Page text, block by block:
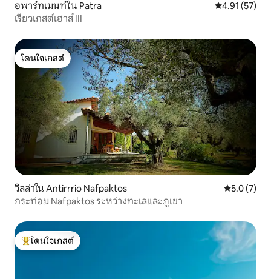
อพาร์ทเมนท์ใน Patra คะแนนเฉลี่ย
4.91 (57)
เรียวเกสต์เฮาส์ III
โดนใจเกสต์
โดนใจเกสต์
วิลล่าใน Antirrrio Nafpaktos คะแนนเฉลี่
5.0 (7)
กระท่อม Nafpaktos ระหว่างทะเลและภูเขา
โดนใจเกสต์ที่สุด
โดนใจเกสต์